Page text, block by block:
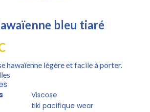
bleu tiaré
hawaïenne légère et facile à porter.
Viscose
tiki pacifique wear